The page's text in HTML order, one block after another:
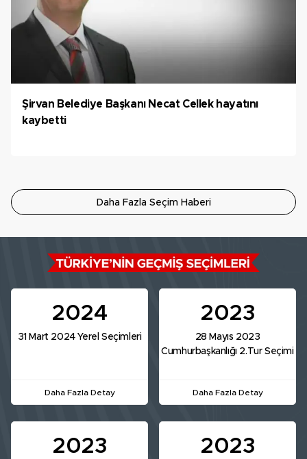
Şirvan Belediye Başkanı Necat Cellek hayatını
kaybetti
Daha Fazla Seçim Haberi
2024
31 Mart 2024 Yerel Seçimleri
Daha Fazla Detay
2023
28 Mayıs 2023
Cumhurbaşkanlığı 2.Tur Seçimi
Daha Fazla Detay
2023 2023